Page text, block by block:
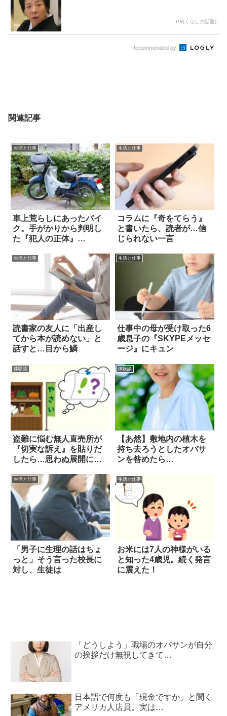
PR(くらしの話題)
Recommended by
関連記事
生活と仕事
車上荒らしにあったバイ
ク。手がかりから判明し
た『犯人の正体』
生活と仕事
コラムに『奇をてらう』
と書いたら、読者が…信
じられない一言
生活と仕事
読書家の友人に「出産し
てから本が読めない」と
話すと…目から鱗
生活と仕事
仕事中の母が受け取った6
歳息子の『SKYPEメッセ
ージ』にキュン
体験談
盗難に悩む無人直売所が
『切実な訴え』を貼りだ
したら…思わぬ展開に絶
体験談
【あ然】敷地内の植木を
持ち去ろうとしたオバサ
ンを咎めたら…
生活と仕事
「男子に生理の話はちょ
っと」そう言った校長に
対し、生徒は
生活と仕事
お米には7人の神様がいる
と知った4歳児。続く発言
に震えた！
「どうしよう」職場のオバサンが自分
の挨拶だけ無視してきて…
日本語で何度も「現金ですか」と聞く
アメリカ人店員。実は…